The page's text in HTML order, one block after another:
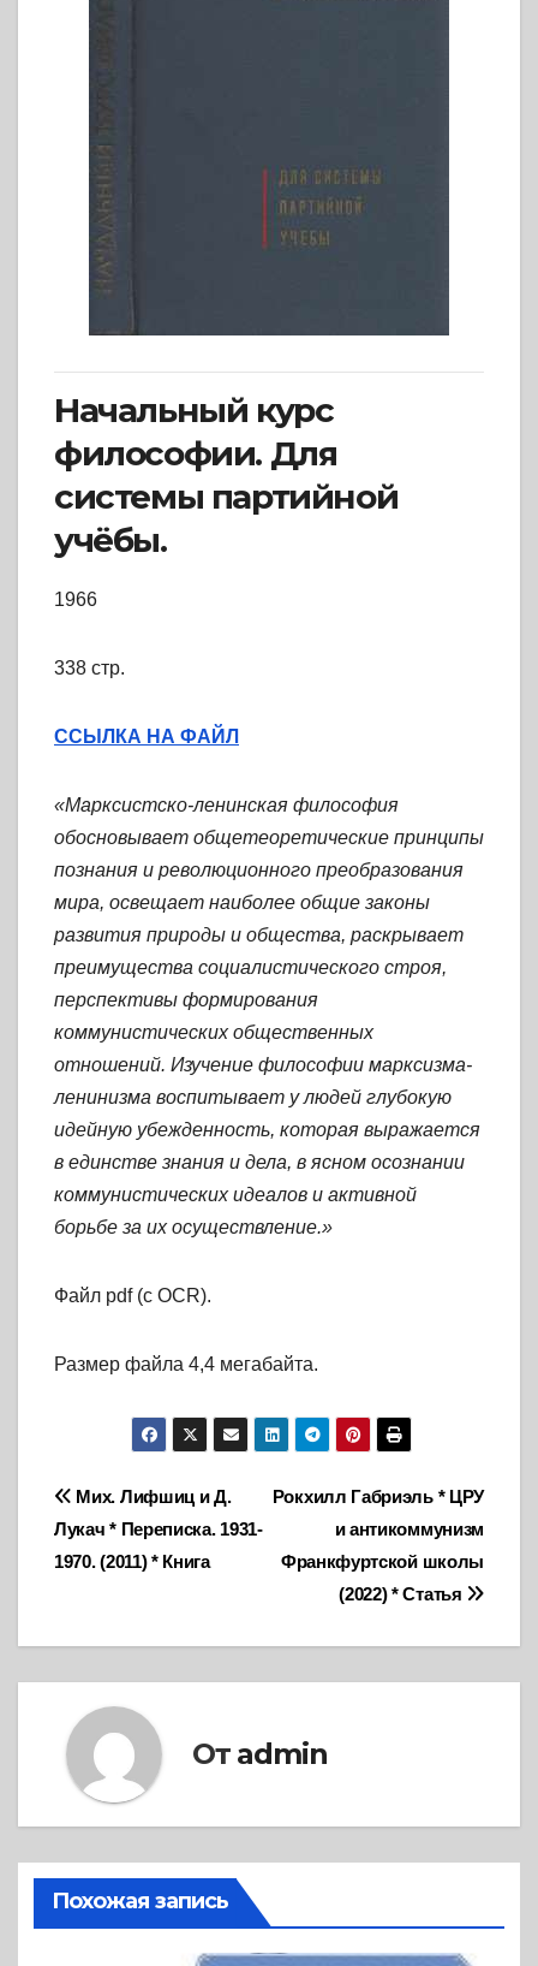
Начальный курс
философии. Для
системы партийной
учёбы.
1966
338 стр.
ССЫЛКА НА ФАЙЛ
«Марксистско-ленинская философия
обосновывает общетеоретические принципы
познания и революционного преобразования
мира, освещает наиболее общие законы
развития природы и общества, раскрывает
преимущества социалистического строя,
перспективы формирования
коммунистических общественных
отношений. Изучение философии марксизма-
ленинизма воспитывает у людей глубокую
идейную убежденность, которая выражается
в единстве знания и дела, в ясном осознании
коммунистических идеалов и активной
борьбе за их осуществление.»
Файл pdf (с OCR).
Размер файла 4,4 мегабайта.
Навигация
по
Рокхилл Габриэль * ЦРУ
и антикоммунизм
Франкфуртской школы
(2022) * Статья
Мих. Лифшиц и Д.
Лукач * Переписка. 1931-
1970. (2011) * Книга
От admin
Похожая запись